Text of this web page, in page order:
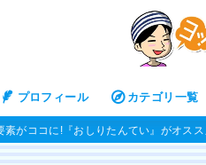
プロフィール カテゴリ一覧
素がココに!『おしりたんてい』がオスス